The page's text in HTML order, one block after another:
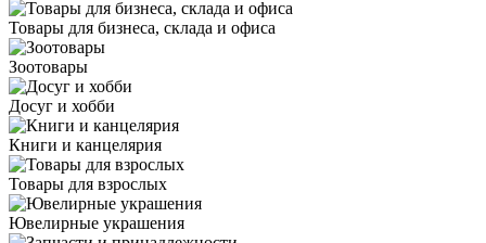
Товары для бизнеса, склада и офиса
Зоотовары
Досуг и хобби
Книги и канцелярия
Товары для взрослых
Ювелирные украшения